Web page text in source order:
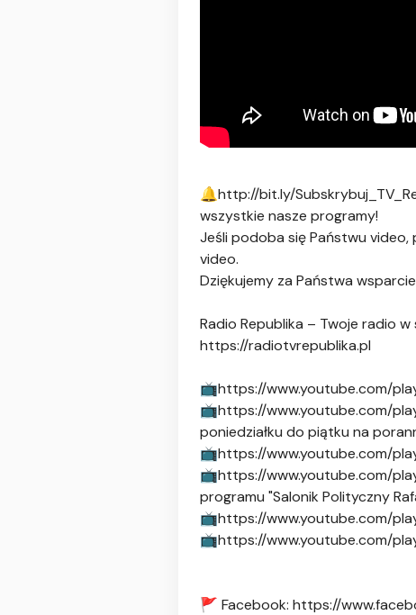
🔔http://bit.ly/
wszystkie nasze programy!
Jeśli podoba się Państwu
video.
Dziękujemy za Państwa
Radio Republika – Twoje radio
https://radiotvrepublika.pl
📺https://www.youtube.com/
📺https://www.youtube.com/
poniedziałku do piątku na
📺https://www.youtube.com/
📺https://www.youtube.com/
programu "Salonik Polityczny
📺https://www.youtube.com/
📺https://www.youtube.com/
🚩 Facebook: https://